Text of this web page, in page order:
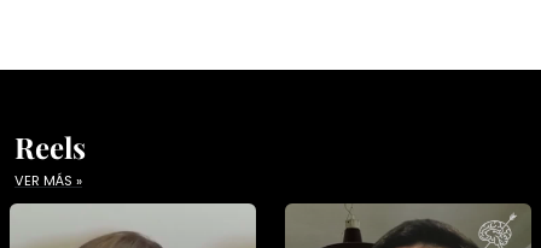
Reels
VER MÁS »